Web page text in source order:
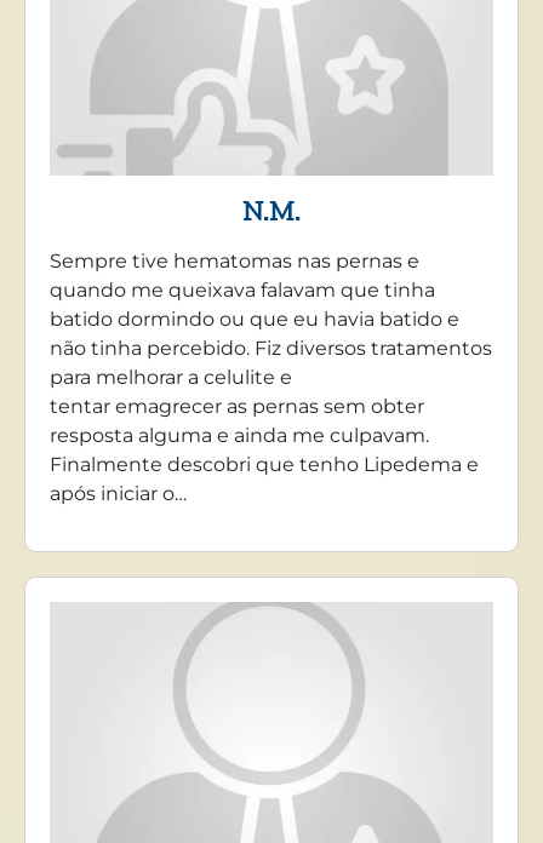
N.M.
Sempre tive hematomas nas pernas e
quando me queixava falavam que tinha
batido dormindo ou que eu havia batido e
não tinha percebido. Fiz diversos tratamentos
para melhorar a celulite e
tentar emagrecer as pernas sem obter
resposta alguma e ainda me culpavam.
Finalmente descobri que tenho Lipedema e
após iniciar o…